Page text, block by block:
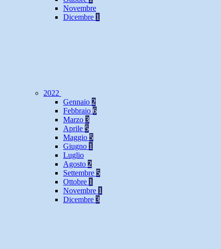
Novembre
Dicembre 1
2022
Gennaio 2
Febbraio 6
Marzo 3
Aprile 5
Maggio 5
Giugno 1
Luglio
Agosto 2
Settembre 5
Ottobre 1
Novembre 1
Dicembre 3